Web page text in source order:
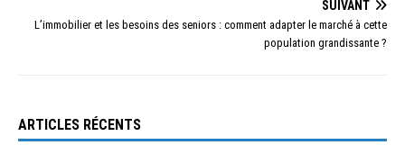
SUIVANT
L’immobilier et les besoins des seniors : comment adapter le marché à cette
population grandissante ?
ARTICLES RÉCENTS